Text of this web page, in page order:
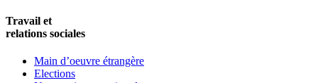
Travail et
relations sociales
Main d’oeuvre étrangère
Elections